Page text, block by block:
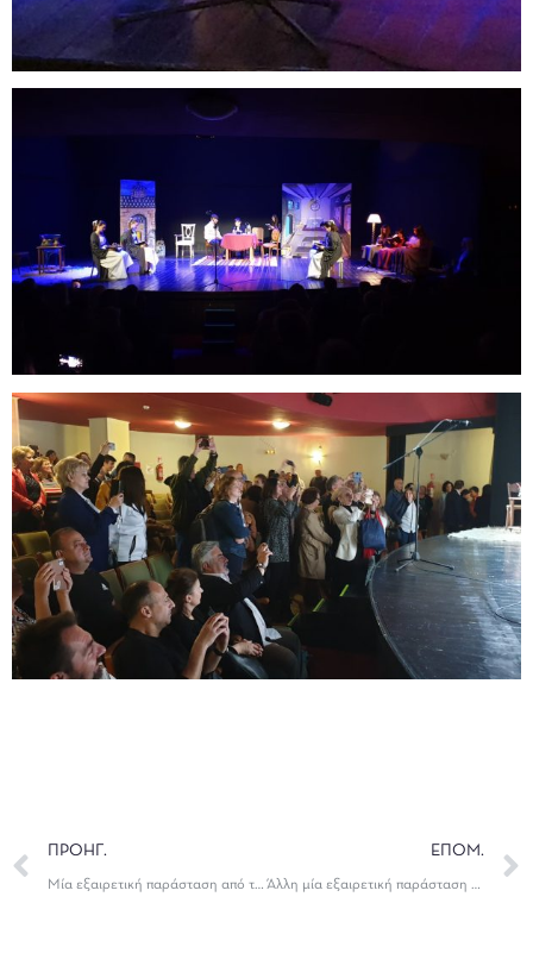
ΠΡΟΗΓ.
Μία εξαιρετική παράσταση από το 3ο Γυμνάσιο Πρέβεζας
ΕΠΟΜ.
Άλλη μία εξαιρετική παράσταση στον “Ερασιτεχνικό Μάιο” του ΔΗ.ΠΕ.ΘΕ. Ιωαννίνων